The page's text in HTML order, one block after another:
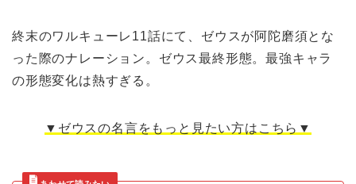
終末のワルキューレ11話にて、ゼウスが阿陀磨須とな
った際のナレーション。ゼウス最終形態。最強キャラ
の形態変化は熱すぎる。
▼ゼウスの名言をもっと見たい方はこちら▼